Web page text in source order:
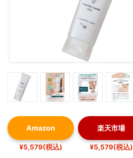
Amazon
¥5,579(税込)
楽天市場
¥5,579(税込)